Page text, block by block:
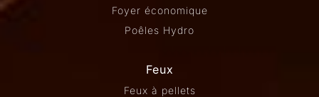
Foyer économique
Poêles Hydro
Feux
Feux à pellets